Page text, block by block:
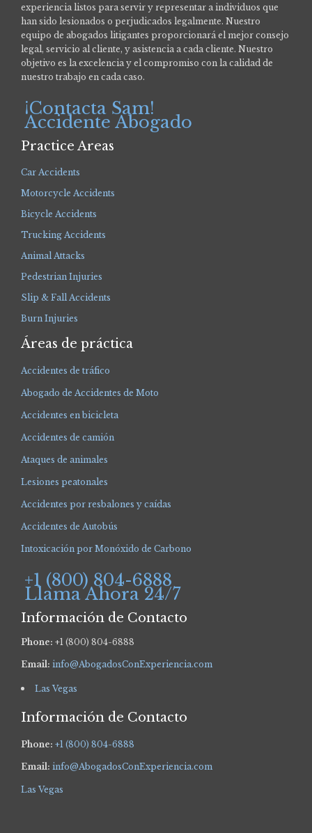
experiencia listos para servir y representar a individuos que
han sido lesionados o perjudicados legalmente. Nuestro
equipo de abogados litigantes proporcionará el mejor consejo
legal, servicio al cliente, y asistencia a cada cliente. Nuestro
objetivo es la excelencia y el compromiso con la calidad de
nuestro trabajo en cada caso.
¡Contacta Sam!
Accidente Abogado
Practice Areas
Car Accidents
Motorcycle Accidents
Bicycle Accidents
Trucking Accidents
Animal Attacks
Pedestrian Injuries
Slip & Fall Accidents
Burn Injuries
Áreas de práctica
Accidentes de tráfico
Abogado de Accidentes de Moto
Accidentes en bicicleta
Accidentes de camión
Ataques de animales
Lesiones peatonales
Accidentes por resbalones y caídas
Accidentes de Autobús
Intoxicación por Monóxido de Carbono
+1 (800) 804-6888
Llama Ahora 24/7
Información de Contacto
Phone: +1 (800) 804-6888
Email: info@AbogadosConExperiencia.com
Las Vegas
Información de Contacto
Phone: +1 (800) 804-6888
Email: info@AbogadosConExperiencia.com
Las Vegas